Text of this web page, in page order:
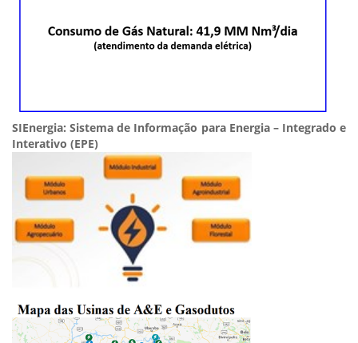
SIEnergia: Sistema de Informação para Energia – Integrado e
Interativo (EPE)​